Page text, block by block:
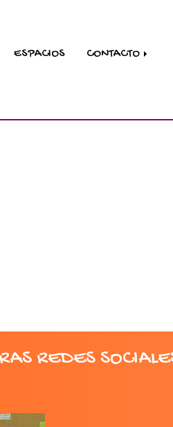
ESPACIOS CONTACTO
REDES